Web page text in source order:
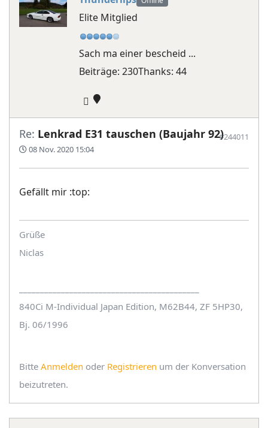
Elite Mitglied
Sach ma einer bescheid ...
Beiträge: 230Thanks: 44
Re: Lenkrad E31 tauschen (Baujahr 92)
08 Nov. 2020 15:04
#244011
Gefällt mir :top:
Grüße
Niclas
840Ci M-Individual Japan Edition, M62B44, ZF 5HP30,
Bj. 06/1996
Bitte Anmelden oder Registrieren um der Konversation
beizutreten.